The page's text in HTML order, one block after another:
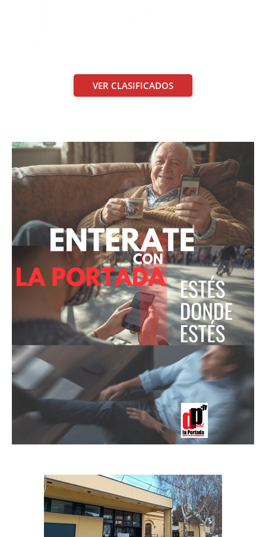
VER CLASIFICADOS